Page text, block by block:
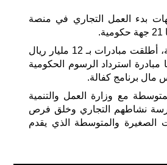
بدء العمل التجاري في منصة
وفي الجانب المتعلق بتمكين المنشآت الصغيرة والمتوسطة، أطلقت مبادرات بـ 12 مليار ريال
استرداد الرسوم الحكومية
مال برنامج كفالة.
مع وزارة العمل والتنمية
نشاطهم التجاري وخلق فرص
والمتوسطة الذي يقدم